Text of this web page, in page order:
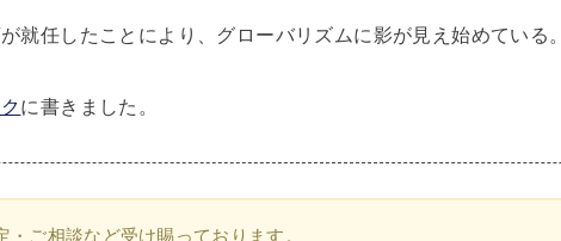
就任したことにより、グローバリズムに影が見え始めている。
に書きました。
・ご相談など受け賜っております。